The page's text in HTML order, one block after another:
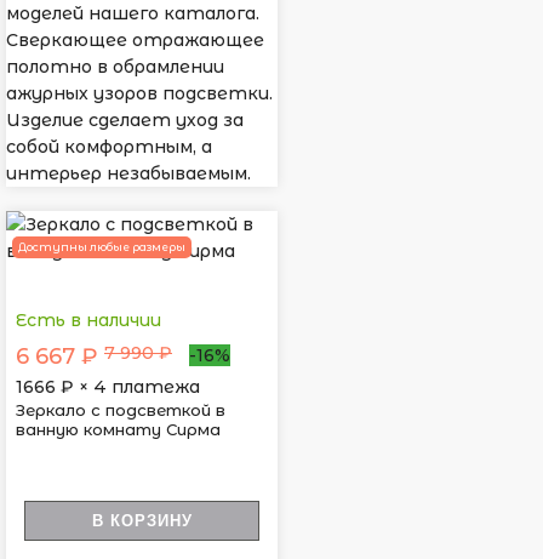
моделей нашего каталога.
Сверкающее отражающее
полотно в обрамлении
ажурных узоров подсветки.
Изделие сделает уход за
собой комфортным, а
интерьер незабываемым.
Доступны любые размеры
Есть в наличии
6 667 ₽ 7 990 ₽
-16%
1666 ₽ × 4 платежа
Зеркало с подсветкой в
ванную комнату Сирма
В КОРЗИНУ